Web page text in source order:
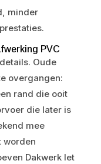
minder
PVC
Oude
overgangen:
rand die ooit
die later is
mee
worden
Dakwerk let